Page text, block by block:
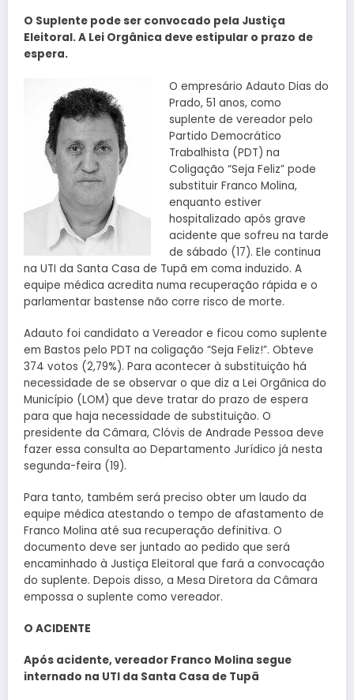
O Suplente pode ser convocado pela Justiça
Eleitoral. A Lei Orgânica deve estipular o prazo de
espera.
O empresário Adauto Dias do
Prado, 51 anos, como
suplente de vereador pelo
Partido Democrático
Trabalhista (PDT) na
Coligação “Seja Feliz” pode
substituir Franco Molina,
enquanto estiver
hospitalizado após grave
acidente que sofreu na tarde
de sábado (17). Ele continua
na UTI da Santa Casa de Tupã em coma induzido. A
equipe médica acredita numa recuperação rápida e o
parlamentar bastense não corre risco de morte.
Adauto foi candidato a Vereador e ficou como suplente
em Bastos pelo PDT na coligação “Seja Feliz!”. Obteve
374 votos (2,79%). Para acontecer à substituição há
necessidade de se observar o que diz a Lei Orgânica do
Município (LOM) que deve tratar do prazo de espera
para que haja necessidade de substituição. O
presidente da Câmara, Clóvis de Andrade Pessoa deve
fazer essa consulta ao Departamento Jurídico já nesta
segunda-feira (19).
Para tanto, também será preciso obter um laudo da
equipe médica atestando o tempo de afastamento de
Franco Molina até sua recuperação definitiva. O
documento deve ser juntado ao pedido que será
encaminhado à Justiça Eleitoral que fará a convocação
do suplente. Depois disso, a Mesa Diretora da Câmara
empossa o suplente como vereador.
O ACIDENTE
Após acidente, vereador Franco Molina segue
internado na UTI da Santa Casa de Tupã